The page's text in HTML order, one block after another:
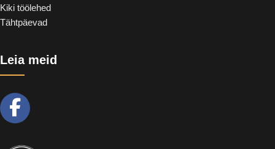
Kiki töölehed
Tähtpäevad
Leia meid